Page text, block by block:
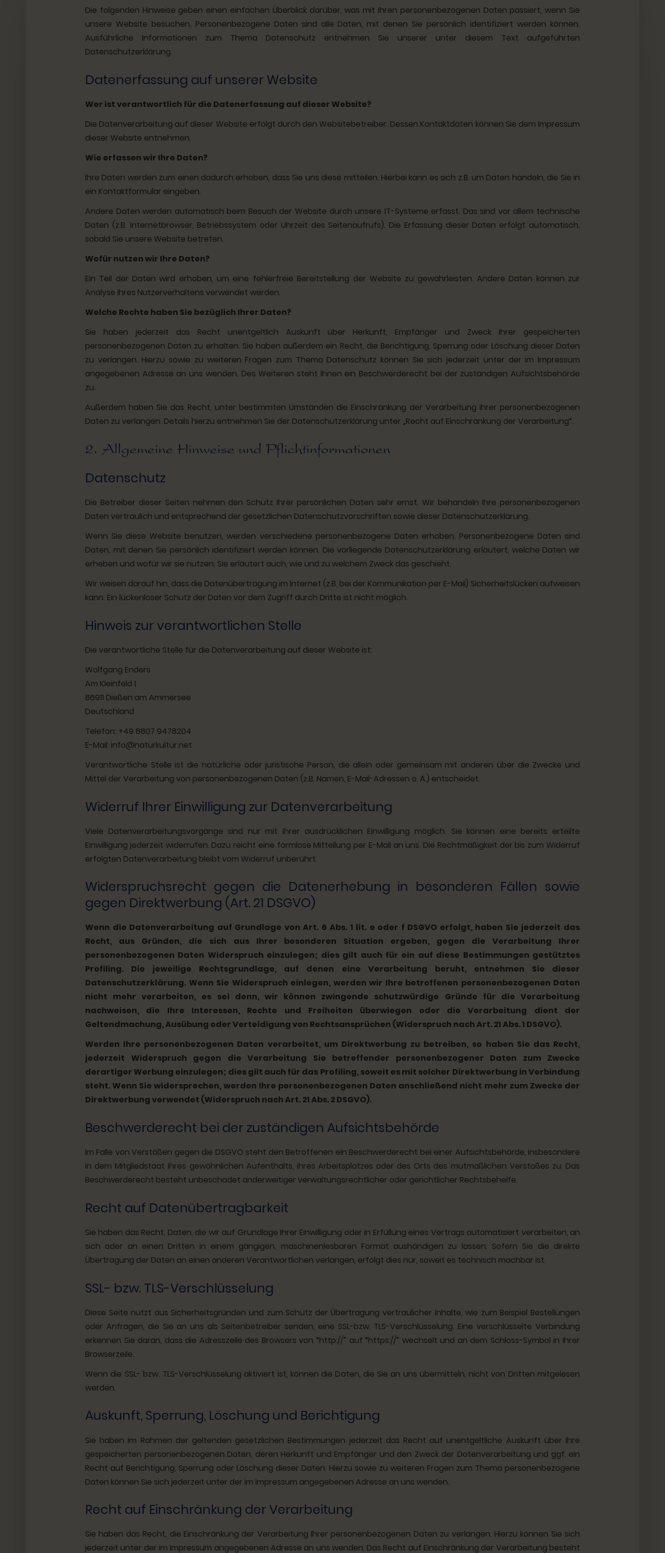
Die folgenden Hinweise geben einen einfachen Überblick darüber, was mit Ihren personenbezogenen Daten passiert, wenn Sie
unsere Website besuchen. Personenbezogene Daten sind alle Daten, mit denen Sie persönlich identifiziert werden können.
Ausführliche Informationen zum Thema Datenschutz entnehmen Sie unserer unter diesem Text aufgeführten
Datenschutzerklärung.
Datenerfassung auf unserer Website
Wer ist verantwortlich für die Datenerfassung auf dieser Website?
Die Datenverarbeitung auf dieser Website erfolgt durch den Websitebetreiber. Dessen Kontaktdaten können Sie dem Impressum
dieser Website entnehmen.
Wie erfassen wir Ihre Daten?
Ihre Daten werden zum einen dadurch erhoben, dass Sie uns diese mitteilen. Hierbei kann es sich z.B. um Daten handeln, die Sie in
ein Kontaktformular eingeben.
Andere Daten werden automatisch beim Besuch der Website durch unsere IT-Systeme erfasst. Das sind vor allem technische
Daten (z.B. Internetbrowser, Betriebssystem oder Uhrzeit des Seitenaufrufs). Die Erfassung dieser Daten erfolgt automatisch,
sobald Sie unsere Website betreten.
Wofür nutzen wir Ihre Daten?
Ein Teil der Daten wird erhoben, um eine fehlerfreie Bereitstellung der Website zu gewährleisten. Andere Daten können zur
Analyse Ihres Nutzerverhaltens verwendet werden.
Welche Rechte haben Sie bezüglich Ihrer Daten?
Sie haben jederzeit das Recht unentgeltlich Auskunft über Herkunft, Empfänger und Zweck Ihrer gespeicherten
personenbezogenen Daten zu erhalten. Sie haben außerdem ein Recht, die Berichtigung, Sperrung oder Löschung dieser Daten
zu verlangen. Hierzu sowie zu weiteren Fragen zum Thema Datenschutz können Sie sich jederzeit unter der im Impressum
angegebenen Adresse an uns wenden. Des Weiteren steht Ihnen ein Beschwerderecht bei der zuständigen Aufsichtsbehörde
zu.
Außerdem haben Sie das Recht, unter bestimmten Umständen die Einschränkung der Verarbeitung Ihrer personenbezogenen
Daten zu verlangen. Details hierzu entnehmen Sie der Datenschutzerklärung unter „Recht auf Einschränkung der Verarbeitung“.
2. Allgemeine Hinweise und Pflichtinformationen
Datenschutz
Die Betreiber dieser Seiten nehmen den Schutz Ihrer persönlichen Daten sehr ernst. Wir behandeln Ihre personenbezogenen
Daten vertraulich und entsprechend der gesetzlichen Datenschutzvorschriften sowie dieser Datenschutzerklärung.
Wenn Sie diese Website benutzen, werden verschiedene personenbezogene Daten erhoben. Personenbezogene Daten sind
Daten, mit denen Sie persönlich identifiziert werden können. Die vorliegende Datenschutzerklärung erläutert, welche Daten wir
erheben und wofür wir sie nutzen. Sie erläutert auch, wie und zu welchem Zweck das geschieht.
Wir weisen darauf hin, dass die Datenübertragung im Internet (z.B. bei der Kommunikation per E-Mail) Sicherheitslücken aufweisen
kann. Ein lückenloser Schutz der Daten vor dem Zugriff durch Dritte ist nicht möglich.
Hinweis zur verantwortlichen Stelle
Die verantwortliche Stelle für die Datenverarbeitung auf dieser Website ist:
Wolfgang Enders
Am Kleinfeld 1
86911 Dießen am Ammersee
Deutschland
Telefon: +49 8807 9478204‬
E-Mail: info@naturkultur.net
Verantwortliche Stelle ist die natürliche oder juristische Person, die allein oder gemeinsam mit anderen über die Zwecke und
Mittel der Verarbeitung von personenbezogenen Daten (z.B. Namen, E-Mail-Adressen o. Ä.) entscheidet.
Widerruf Ihrer Einwilligung zur Datenverarbeitung
Viele Datenverarbeitungsvorgänge sind nur mit Ihrer ausdrücklichen Einwilligung möglich. Sie können eine bereits erteilte
Einwilligung jederzeit widerrufen. Dazu reicht eine formlose Mitteilung per E-Mail an uns. Die Rechtmäßigkeit der bis zum Widerruf
erfolgten Datenverarbeitung bleibt vom Widerruf unberührt.
Widerspruchsrecht gegen die Datenerhebung in besonderen Fällen sowie
gegen Direktwerbung (Art. 21 DSGVO)
Wenn die Datenverarbeitung auf Grundlage von Art. 6 Abs. 1 lit. e oder f DSGVO erfolgt, haben Sie jederzeit das
Recht, aus Gründen, die sich aus Ihrer besonderen Situation ergeben, gegen die Verarbeitung Ihrer
personenbezogenen Daten Widerspruch einzulegen; dies gilt auch für ein auf diese Bestimmungen gestütztes
Profiling. Die jeweilige Rechtsgrundlage, auf denen eine Verarbeitung beruht, entnehmen Sie dieser
Datenschutzerklärung. Wenn Sie Widerspruch einlegen, werden wir Ihre betroffenen personenbezogenen Daten
nicht mehr verarbeiten, es sei denn, wir können zwingende schutzwürdige Gründe für die Verarbeitung
nachweisen, die Ihre Interessen, Rechte und Freiheiten überwiegen oder die Verarbeitung dient der
Geltendmachung, Ausübung oder Verteidigung von Rechtsansprüchen (Widerspruch nach Art. 21 Abs. 1 DSGVO).
Werden Ihre personenbezogenen Daten verarbeitet, um Direktwerbung zu betreiben, so haben Sie das Recht,
jederzeit Widerspruch gegen die Verarbeitung Sie betreffender personenbezogener Daten zum Zwecke
derartiger Werbung einzulegen; dies gilt auch für das Profiling, soweit es mit solcher Direktwerbung in Verbindung
steht. Wenn Sie widersprechen, werden Ihre personenbezogenen Daten anschließend nicht mehr zum Zwecke der
Direktwerbung verwendet (Widerspruch nach Art. 21 Abs. 2 DSGVO).
Beschwerderecht bei der zuständigen Aufsichtsbehörde
Im Falle von Verstößen gegen die DSGVO steht den Betroffenen ein Beschwerderecht bei einer Aufsichtsbehörde, insbesondere
in dem Mitgliedstaat ihres gewöhnlichen Aufenthalts, ihres Arbeitsplatzes oder des Orts des mutmaßlichen Verstoßes zu. Das
Beschwerderecht besteht unbeschadet anderweitiger verwaltungsrechtlicher oder gerichtlicher Rechtsbehelfe.
Recht auf Datenübertragbarkeit
Sie haben das Recht, Daten, die wir auf Grundlage Ihrer Einwilligung oder in Erfüllung eines Vertrags automatisiert verarbeiten, an
sich oder an einen Dritten in einem gängigen, maschinenlesbaren Format aushändigen zu lassen. Sofern Sie die direkte
Übertragung der Daten an einen anderen Verantwortlichen verlangen, erfolgt dies nur, soweit es technisch machbar ist.
SSL- bzw. TLS-Verschlüsselung
Diese Seite nutzt aus Sicherheitsgründen und zum Schutz der Übertragung vertraulicher Inhalte, wie zum Beispiel Bestellungen
oder Anfragen, die Sie an uns als Seitenbetreiber senden, eine SSL-bzw. TLS-Verschlüsselung. Eine verschlüsselte Verbindung
erkennen Sie daran, dass die Adresszeile des Browsers von “http://” auf “https://” wechselt und an dem Schloss-Symbol in Ihrer
Browserzeile.
Wenn die SSL- bzw. TLS-Verschlüsselung aktiviert ist, können die Daten, die Sie an uns übermitteln, nicht von Dritten mitgelesen
werden.
Auskunft, Sperrung, Löschung und Berichtigung
Sie haben im Rahmen der geltenden gesetzlichen Bestimmungen jederzeit das Recht auf unentgeltliche Auskunft über Ihre
gespeicherten personenbezogenen Daten, deren Herkunft und Empfänger und den Zweck der Datenverarbeitung und ggf. ein
Recht auf Berichtigung, Sperrung oder Löschung dieser Daten. Hierzu sowie zu weiteren Fragen zum Thema personenbezogene
Daten können Sie sich jederzeit unter der im Impressum angegebenen Adresse an uns wenden.
Recht auf Einschränkung der Verarbeitung
Sie haben das Recht, die Einschränkung der Verarbeitung Ihrer personenbezogenen Daten zu verlangen. Hierzu können Sie sich
jederzeit unter der im Impressum angegebenen Adresse an uns wenden. Das Recht auf Einschränkung der Verarbeitung besteht